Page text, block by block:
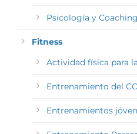
Psicología y
Fitness
Actividad física para
Entrenamiento del
Entrenamientos